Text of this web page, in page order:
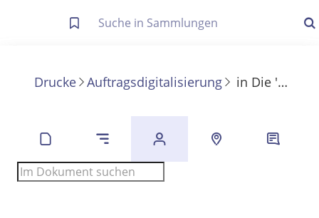
Die letzte Trefferliste besteht aus Ihrer letzten Suche, samt
Anzeigen
Zuletzt gesucht
Drucke Auftragsdigitalisierung in Die 'wissenschaftliche' Leistung des Herrn Ludwig Bamberger